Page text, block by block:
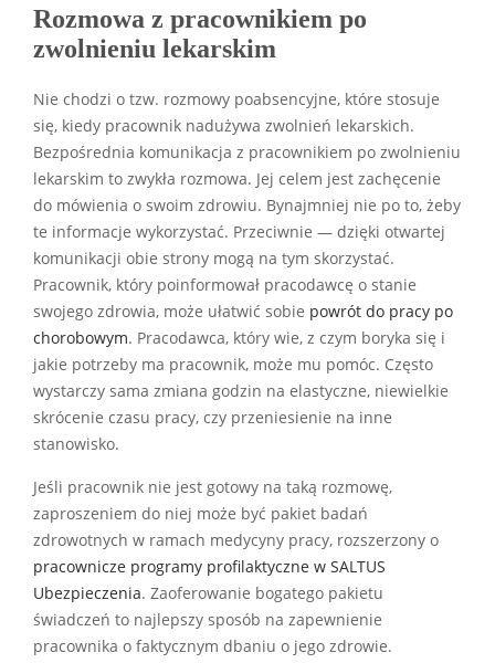
Rozmowa z pracownikiem po
zwolnieniu lekarskim
Nie chodzi o tzw. rozmowy poabsencyjne, które stosuje
się, kiedy pracownik nadużywa zwolnień lekarskich.
Bezpośrednia komunikacja z pracownikiem po zwolnieniu
lekarskim to zwykła rozmowa. Jej celem jest zachęcenie
do mówienia o swoim zdrowiu. Bynajmniej nie po to, żeby
te informacje wykorzystać. Przeciwnie — dzięki otwartej
komunikacji obie strony mogą na tym skorzystać.
Pracownik, który poinformował pracodawcę o stanie
swojego zdrowia, może ułatwić sobie powrót do pracy po
chorobowym. Pracodawca, który wie, z czym boryka się i
jakie potrzeby ma pracownik, może mu pomóc. Często
wystarczy sama zmiana godzin na elastyczne, niewielkie
skrócenie czasu pracy, czy przeniesienie na inne
stanowisko.
Jeśli pracownik nie jest gotowy na taką rozmowę,
zaproszeniem do niej może być pakiet badań
zdrowotnych w ramach medycyny pracy, rozszerzony o
pracownicze programy profilaktyczne w SALTUS
Ubezpieczenia. Zaoferowanie bogatego pakietu
świadczeń to najlepszy sposób na zapewnienie
pracownika o faktycznym dbaniu o jego zdrowie.